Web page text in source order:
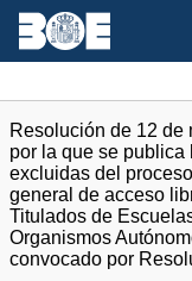
Resolución de 12 de
por la que se
excluidas del
general de acceso
Titulados de
Organismos
convocado por